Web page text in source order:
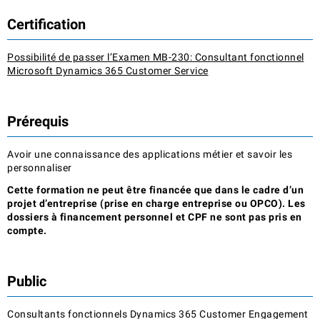
Certification
Possibilité de passer l’Examen MB-230: Consultant fonctionnel
Microsoft Dynamics 365 Customer Service
Prérequis
Avoir une connaissance des applications métier et savoir les
personnaliser
Cette formation ne peut être financée que dans le cadre d’un
projet d’entreprise (prise en charge entreprise ou OPCO). Les
dossiers à financement personnel et CPF ne sont pas pris en
compte.
Public
Consultants fonctionnels Dynamics 365 Customer Engagement